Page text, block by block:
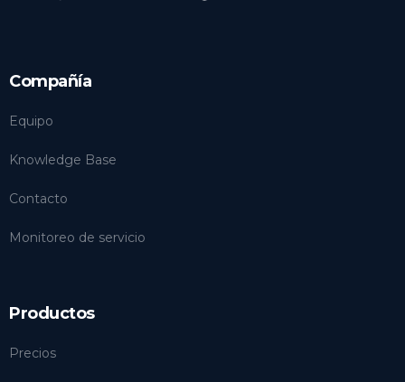
Compañía
Equipo
Knowledge Base
Contacto
Monitoreo de servicio
Productos
Precios